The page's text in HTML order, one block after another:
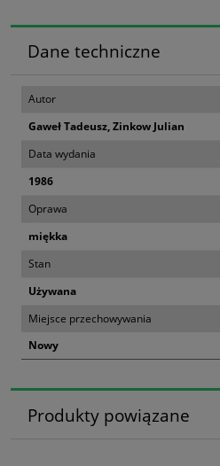
Dane techniczne
Autor
Gaweł Tadeusz, Zinkow Julian
Data wydania
1986
Oprawa
miękka
Stan
Używana
Miejsce przechowywania
Nowy
Produkty powiązane